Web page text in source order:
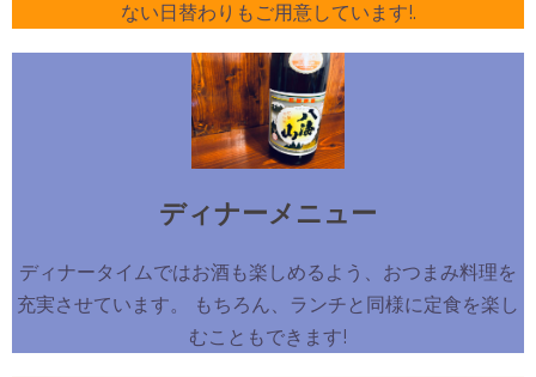
ない日替わりもご用意しています!.
ディナーメニュー
ディナータイムではお酒も楽しめるよう、おつまみ料理を
充実させています。 もちろん、ランチと同様に定食を楽し
むこともできます!